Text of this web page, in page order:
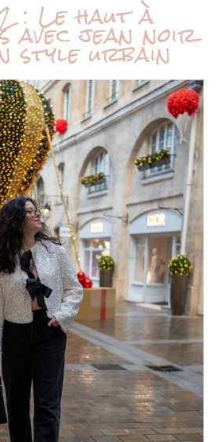
: Le haut à
avec jean noir
style urbain